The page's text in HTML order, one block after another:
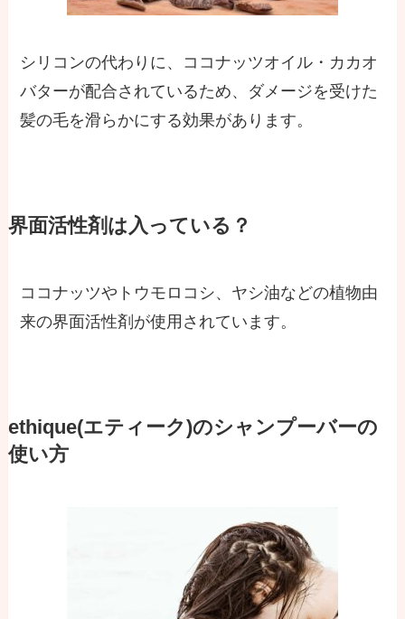
シリコンの代わりに、ココナッツオイル・カカオ
バターが配合されているため、ダメージを受けた
髪の毛を滑らかにする効果があります。
界面活性剤は入っている？
ココナッツやトウモロコシ、ヤシ油などの植物由
来の界面活性剤が使用されています。
ethique(エティーク)のシャンプーバーの
使い方